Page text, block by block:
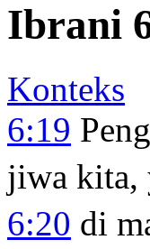
Ibrani
Konteks
6:19
jiwa kita,
6:20 di